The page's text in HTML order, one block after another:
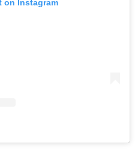
on Instagram